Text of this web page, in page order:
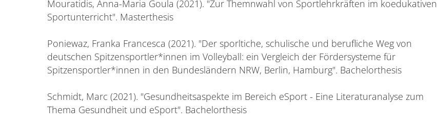
Mouratidis, Anna-Maria Goula (2021). "Zur Themnwahl von Sportlehrkräften im koedukativen
Sportunterricht". Masterthesis
Poniewaz, Franka Francesca (2021). "Der sporltiche, schulische und berufliche Weg von
deutschen Spitzensportler*innen im Volleyball: ein Vergleich der Fördersysteme für
Spitzensportler*innen in den Bundesländern NRW, Berlin, Hamburg". Bachelorthesis
Schmidt, Marc (2021). "Gesundheitsaspekte im Bereich eSport - Eine Literaturanalyse zum
Thema Gesundheit und eSport". Bachelorthesis